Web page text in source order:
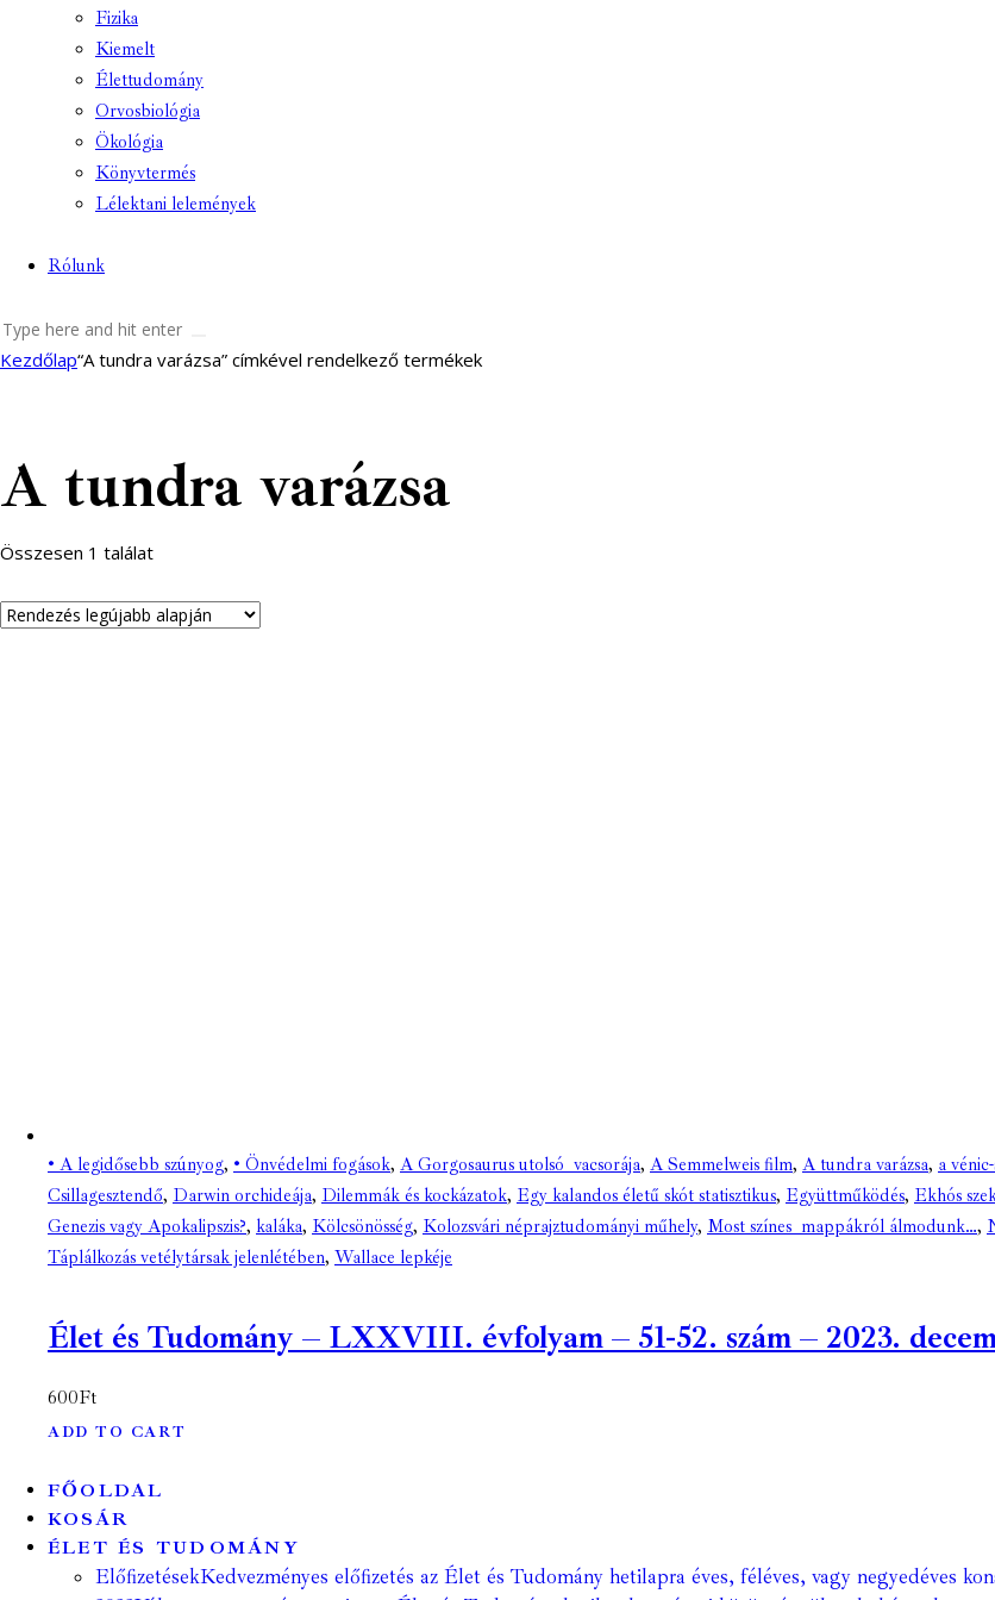
Fizika
Kiemelt
Élettudomány
Orvosbiológia
Ökológia
Könyvtermés
Lélektani lelemények
Rólunk
facebook-
youtube-
email
Kezdőlap“A tundra varázsa” címkével rendelkező termékek
A tundra varázsa
Összesen 1 találat
• A legidősebb szúnyog, • Önvédelmi fogások, A Gorgosaurus utolsó vacsorája, A Semmelweis film, A tundra varázsa, a
Csillagesztendő, Darwin orchideája, Dilemmák és kockázatok, Egy kalandos életű skót statisztikus, Együttműködés, Ekhós
Genezis vagy Apokalipszis?, kaláka, Kölcsönösség, Kolozsvári néprajztudományi műhely, Most színes mappákról álmodunk…,
Táplálkozás vetélytársak jelenlétében, Wallace lepkéje
Élet és Tudomány – LXXVIII. évfolyam – 51-52. szám – 2023.
600Ft
ADD TO CART
FŐOLDAL
KOSÁR
ÉLET ÉS TUDOMÁNY
ElőfizetésekKedvezményes előfizetés az Élet és Tudomány hetilapra éves, féléves, vagy negyedéves